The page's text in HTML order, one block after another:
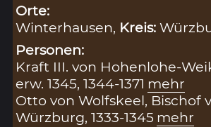
Orte:
Winterhausen, Kreis:
Personen:
Kraft III. von Hohenlohe-
erw. 1345, 1344-1371 mehr
Otto von Wolfskeel, Bischof
Würzburg, 1333-1345 mehr